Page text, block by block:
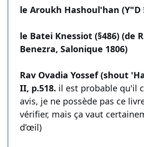
le Aroukh Hashoul'han (Y"D
le Batei Knessiot (§486) (de
Benezra, Salonique 1806)
Rav Ovadia Yossef (shout
II, p.518. il est probable qu'il
avis, je ne possède pas ce
vérifier, mais ça vaut
d’œil)